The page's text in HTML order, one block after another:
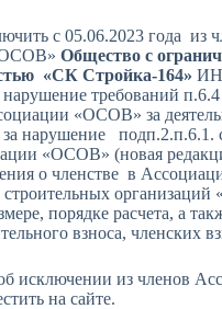
с 05.06.2023 года из
Общество с
«СК Стройка-164»
нарушение требований
«ОСОВ» за
нарушение подп.2.п.6.1.
«ОСОВ» (новая
о членстве в
организаций
порядке расчета, а
взноса, членских
исключении из членов
на сайте.